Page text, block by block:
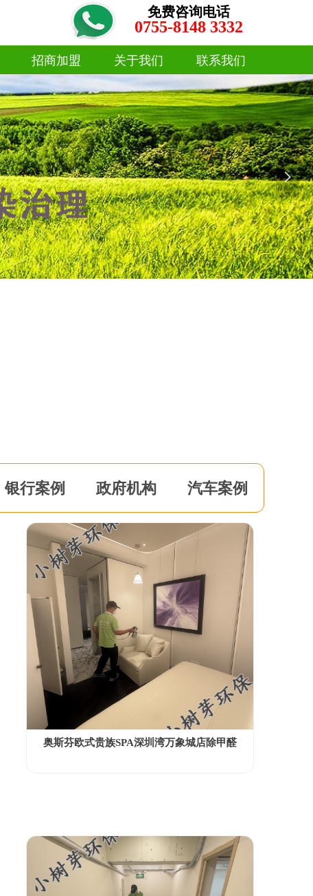
招商加盟
招商加盟
关于我们
关于我们
联系我们
联系我们
免费咨询电话
0755-8148 3332
奥斯芬欧式贵族SPA深圳湾万象城店除甲醛
넲
银行案例 政府机构 汽车案例